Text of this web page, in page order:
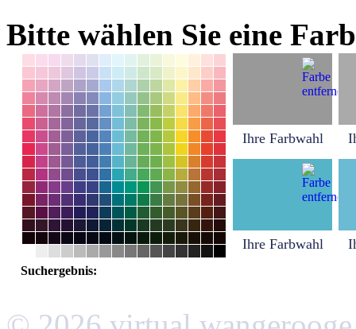
Bitte wählen Sie eine
Ihre Farbwahl
Ihre Farbwahl
Suchergebnis: